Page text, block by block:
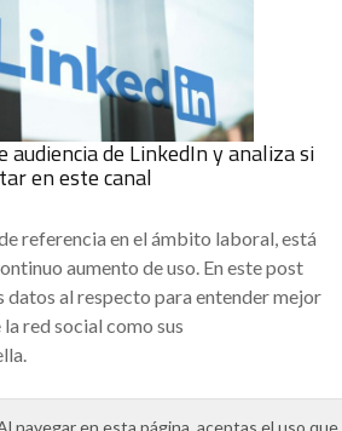
audiencia de LinkedIn y analiza si
en este canal
referencia en el ámbito laboral, está
aumento de uso. En este post
datos al respecto para entender mejor
red social como sus
navegar en esta página, aceptas el uso que